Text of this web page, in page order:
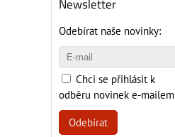
Newsletter
Odebírat naše novinky:
Chci se přihlásit k
odběru novinek e-mailem
Odebírat